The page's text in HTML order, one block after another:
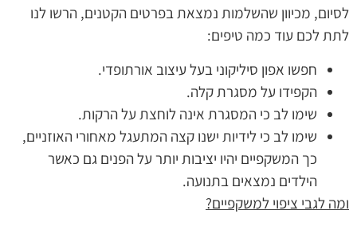
לסיום, מכיוון שהשלמות נמצאת בפרטים הקטנים, הרשו לנו
לתת לכם עוד כמה טיפים:
חפשו אפון סיליקוני בעל עיצוב אורתופדי.
הקפידו על מסגרת קלה.
שימו לב כי המסגרת אינה לוחצת על הרקות.
שימו לב כי לידיות ישנו קצה המתעגל מאחורי האוזניים,
כך המשקפיים יהיו יציבות יותר על הפנים גם כאשר
הילדים נמצאים בתנועה.
ומה לגבי ציפוי למשקפיים?